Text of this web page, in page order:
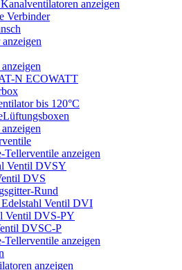
anzeigen
Verbinder
N ECOWATT
bis 120°C
anzeigen
Ventil DVSY
DVS
Rund
Ventil DVI
Ventil DVS-PY
DVSC-P
anzeigen
anzeigen